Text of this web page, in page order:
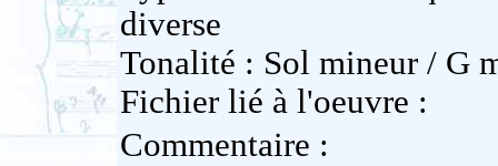
diverse
Tonalité : Sol mineur / G
Fichier lié à l'oeuvre :
Commentaire :